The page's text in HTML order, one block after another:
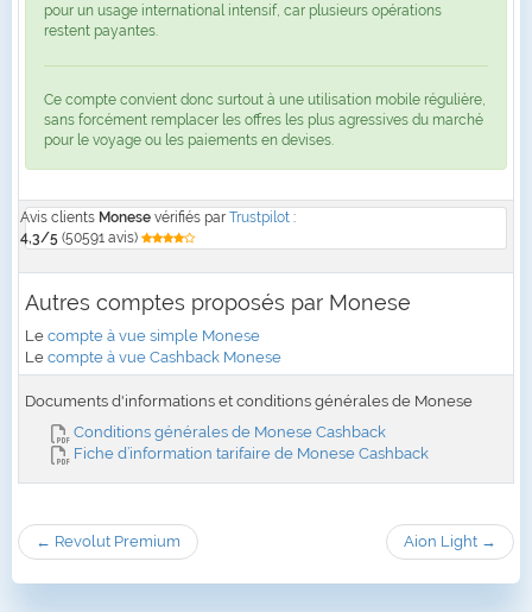
pour un usage international intensif, car plusieurs opérations
restent payantes.
Ce compte convient donc surtout à une utilisation mobile régulière,
sans forcément remplacer les offres les plus agressives du marché
pour le voyage ou les paiements en devises.
Avis clients Monese vérifiés par Trustpilot :
4,3/5 (50591 avis)
Autres comptes proposés par Monese
Le compte à vue simple Monese
Le compte à vue Cashback Monese
Documents d'informations et conditions générales de Monese
Conditions générales de Monese Cashback
Fiche d’information tarifaire de Monese Cashback
← Revolut Premium Aion Light →